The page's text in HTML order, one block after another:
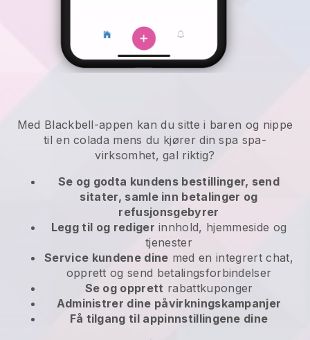
Med Blackbell-appen kan du sitte i baren og nippe
til en colada mens du kjører din spa spa-
virksomhet, gal riktig?
Se og godta kundens bestillinger, send
sitater, samle inn betalinger og
refusjonsgebyrer
Legg til og rediger innhold, hjemmeside og
tjenester
Service kundene dine med en integrert chat,
opprett og send betalingsforbindelser
Se og opprett rabattkuponger
Administrer dine påvirkningskampanjer
Få tilgang til appinnstillingene dine